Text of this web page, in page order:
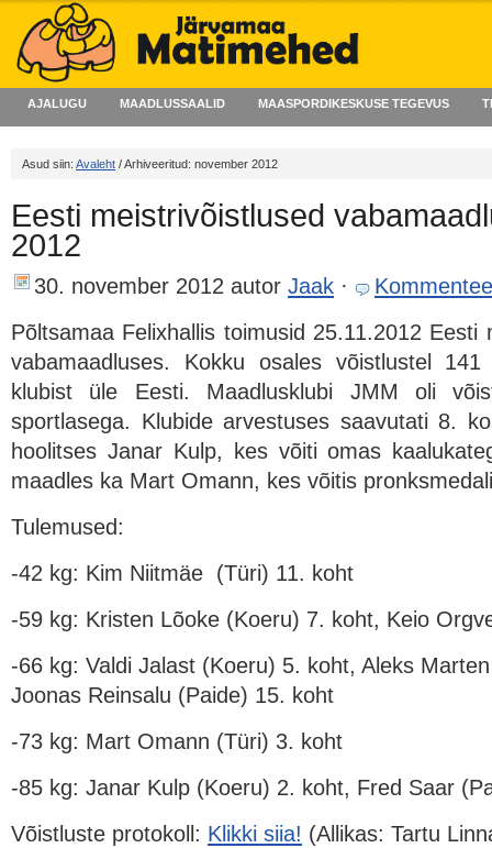
AJALUGU MAADLUSSAALID MAASPORDIKESKUSE TEGEVUS
Asud siin: Avaleht / Arhiveeritud: november 2012
Eesti meistrivõistlused
2012
30. november 2012 autor Jaak ·
Põltsamaa Felixhallis toimusid 25.11.2012 Eesti
vabamaadluses. Kokku osales võistlustel
klubist üle Eesti. Maadlusklubi JMM oli
sportlasega. Klubide arvestuses saavutati 8.
hoolitses Janar Kulp, kes võiti omas
maadles ka Mart Omann, kes võitis
Tulemused:
-42 kg: Kim Niitmäe (Türi) 11. koht
-59 kg: Kristen Lõoke (Koeru) 7. koht, Keio
-66 kg: Valdi Jalast (Koeru) 5. koht, Aleks
Joonas Reinsalu (Paide) 15. koht
-73 kg: Mart Omann (Türi) 3. koht
-85 kg: Janar Kulp (Koeru) 2. koht, Fred Saar
Võistluste protokoll: Klikki siia! (Allikas: Tartu